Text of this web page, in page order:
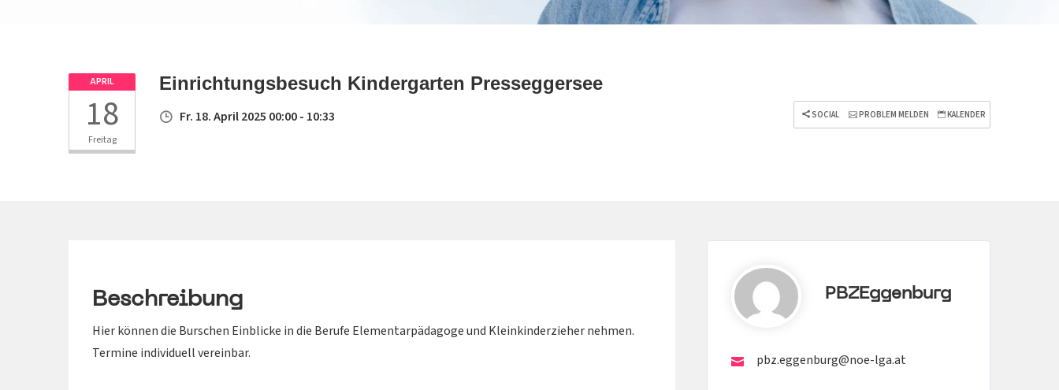
APRIL
18
Freitag
Einrichtungsbesuch Kindergarten Presseggersee
Fr. 18. April 2025 00:00 - 10:33 SOCIAL PROBLEM MELDEN KALENDER
Beschreibung
Hier können die Burschen Einblicke in die Berufe Elementarpädagoge und Kleinkinderzieher nehmen.
Termine individuell vereinbar.
PBZEggenburg
pbz.eggenburg@noe-lga.at